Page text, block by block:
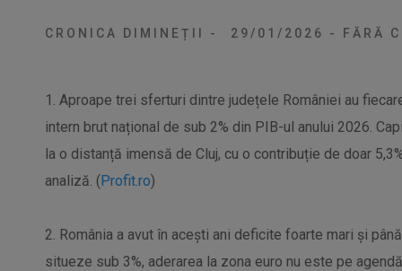
CRONICA DIMINEȚII - 29/01/2026 - FĂRĂ
1. Aproape trei sferturi dintre județele României au
intern brut național de sub 2% din PIB-ul anului 2026.
la o distanță imensă de Cluj, cu o contribuție de doar
analiză. (Profit.ro)
2. România a avut în aceşti ani deficite foarte mari şi
situeze sub 3%, aderarea la zona euro nu este pe